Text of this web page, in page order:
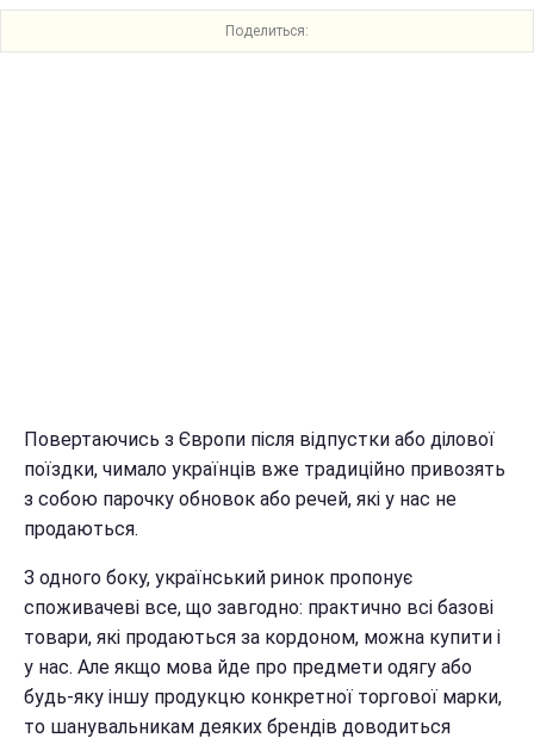
Поделиться:
Повертаючись з Європи після відпустки або ділової
поїздки, чимало українців вже традиційно привозять
з собою парочку обновок або речей, які у нас не
продаються.
З одного боку, український ринок пропонує
споживачеві все, що завгодно: практично всі базові
товари, які продаються за кордоном, можна купити і
у нас. Але якщо мова йде про предмети одягу або
будь-яку іншу продукцю конкретної торгової марки,
то шанувальникам деяких брендів доводиться